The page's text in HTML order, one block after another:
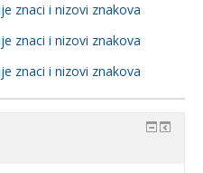
znaci i nizovi znakova
znaci i nizovi znakova
znaci i nizovi znakova